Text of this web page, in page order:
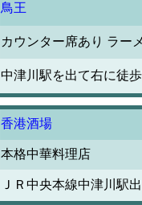
鳥王
カウンター席あり ラー
中津川駅を出て右に徒
香港酒場
本格中華料理店
ＪＲ中央本線中津川駅